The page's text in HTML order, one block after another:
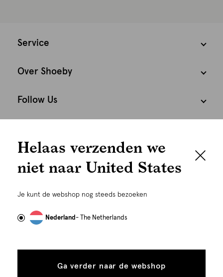
graag persoonlijk
gebruiken wij cookies en daarmee vergelijkbare
om advertenties te personaliseren...
tonen
toestaan
Service
Over Shoeby
Follow Us
Nederland Nederlands
Helaas verzenden we
niet naar United States
Je kunt de webshop nog steeds bezoeken
Nederland- The Netherlands
Ga verder naar de webshop